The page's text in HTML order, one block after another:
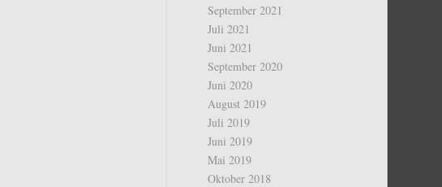
September 2021
Juli 2021
Juni 2021
September 2020
Juni 2020
August 2019
Juli 2019
Juni 2019
Mai 2019
Oktober 2018